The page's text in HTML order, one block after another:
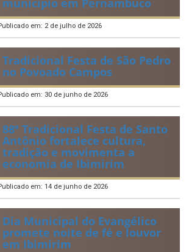
munícipio em Pernambuco
em: 2 de julho de 2026
Tradicional Festa de São Pedro
no Povoado Campos
em: 30 de junho de 2026
88ª Tradicional Festa de Santo
Antônio fortalece cultura,
tradição e movimenta a
economia de Ibimirim
em: 14 de junho de 2026
Dia Municipal do Evangélico
promete noite de fé e louvor
em Ibimirim